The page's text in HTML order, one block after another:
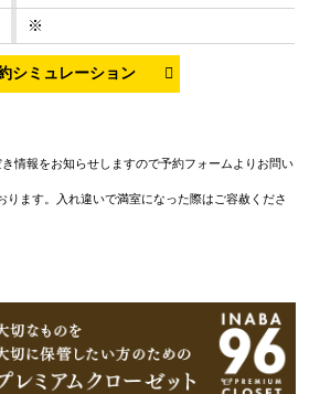
※
情報をお知らせしますので予約フォームよりお問い
ります。入れ違いで満室になった際はご容赦くださ